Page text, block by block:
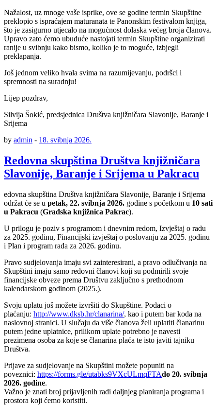
Nažalost, uz mnoge vaše isprike, ove se godine termin Skupštine
preklopio s ispraćajem maturanata te Panonskim festivalom knjiga,
što je zasigurno utjecalo na mogućnost dolaska većeg broja članova.
Upravo zato ćemo ubuduće nastojati termin Skupštine organizirati
ranije u svibnju kako bismo, koliko je to moguće, izbjegli
preklapanja.
Još jednom veliko hvala svima na razumijevanju, podršci i
spremnosti na suradnju!
Lijep pozdrav,
Silvija Šokić, predsjednica Društva knjižničara Slavonije, Baranje i
Srijema
by admin - 18. svibnja 2026.
Redovna skupština Društva knjižničara
Slavonije, Baranje i Srijema u Pakracu
edovna skupština Društva knjižničara Slavonije, Baranje i Srijema
održat će se u petak, 22. svibnja 2026. godine s početkom u 10 sati
u Pakracu (Gradska knjižnica Pakrac).
U prilogu je poziv s programom i dnevnim redom, Izvještaj o radu
za 2025. godinu, Financijski izvještaj o poslovanju za 2025. godinu
i Plan i program rada za 2026. godinu.
Pravo sudjelovanja imaju svi zainteresirani, a pravo odlučivanja na
Skupštini imaju samo redovni članovi koji su podmirili svoje
financijske obveze prema Društvu zaključno s prethodnom
kalendarskom godinom (2025.).
Svoju uplatu još možete izvršiti do Skupštine. Podaci o
plaćanju: http://www.dksb.hr/clanarina/, kao i putem bar koda na
naslovnoj stranici. U slučaju da više članova želi uplatiti članarinu
putem jedne uplatnice, prilikom uplate potrebno je navesti
prezimena osoba za koje se članarina plaća te isto javiti tajniku
Društva.
Prijave za sudjelovanje na Skupštini možete popuniti na
poveznici: https://forms.gle/utabks9VXcULmqFTAdo 20. svibnja
2026. godine.
Važno je znati broj prijavljenih radi daljnjeg planiranja programa i
prostora koji ćemo koristiti.